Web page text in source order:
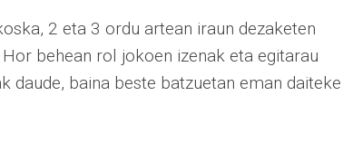
2 eta 3 ordu artean iraun dezaketen
behean rol jokoen izenak eta egitarau
daude, baina beste batzuetan eman daiteke